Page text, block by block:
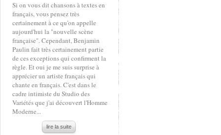
Si on vous dit chansons à textes en
français, vous pensez très
certainement à ce qu'on appelle
aujourd'hui la "nouvelle scène
française". Cependant, Benjamin
Paulin fait très certainement partie
de ces exceptions qui confirment la
règle. Et oui je me suis surprise à
apprécier un artiste français qui
chante en français. C'est dans le
cadre intimiste du Studio des
Variétés que j'ai découvert l'Homme
Moderne...
lire la suite